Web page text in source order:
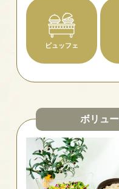
ビュッフェ
ボリュ